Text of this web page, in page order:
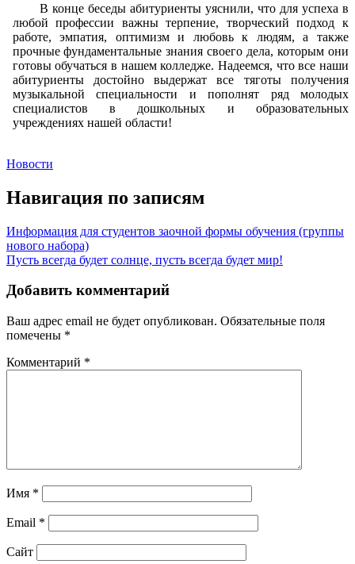
В конце беседы абитуриенты уяснили, что для успеха в
любой профессии важны терпение, творческий подход к
работе, эмпатия, оптимизм и любовь к людям, а также
прочные фундаментальные знания своего дела, которым они
готовы обучаться в нашем колледже. Надеемся, что все наши
абитуриенты достойно выдержат все тяготы получения
музыкальной специальности и пополнят ряд молодых
специалистов в дошкольных и образовательных
учреждениях нашей области!
Новости
Навигация по записям
Информация для студентов заочной формы обучения (группы
нового набора)
Пусть всегда будет солнце, пусть всегда будет мир!
Добавить комментарий
Ваш адрес email не будет опубликован. Обязательные поля
помечены *
Комментарий *
Имя *
Email *
Сайт